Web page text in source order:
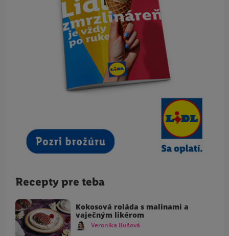
Recepty pre teba
Kokosová roláda s malinami a
vaječným likérom
Veronika Bušová